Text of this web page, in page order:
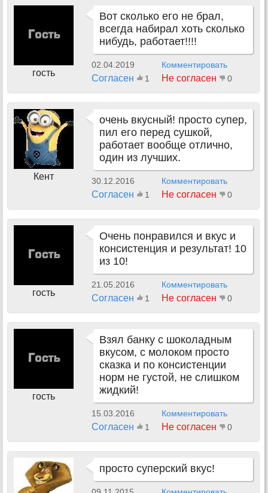
гость
Вот сколько его не брал,
всегда набирал хоть сколько
нибудь, работает!!!!
02.04.2019 Комментировать
Согласен 1 Не согласен 0
Кент
очень вкусный! просто супер,
пил его перед сушкой,
работает вообще отлично,
один из лучших.
30.12.2016 Комментировать
Согласен 1 Не согласен 0
гость
Очень понравился и вкус и
консистенция и результат! 10
из 10!
21.05.2016 Комментировать
Согласен 1 Не согласен 0
гость
Взял банку с шоколадным
вкусом, с молоком просто
сказка и по консистенции
норм не густой, не слишком
жидкий!
15.03.2016 Комментировать
Согласен 1 Не согласен 0
просто суперский вкус!